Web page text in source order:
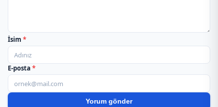
PTT Kargo Çukurçayır Şubesi
PTT Kargo Darıca Acenteliği
PTT Kargo Değirmendere Şubesi
İsim *
E-posta *